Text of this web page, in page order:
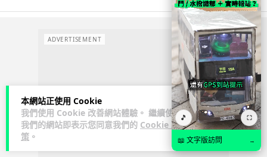
本網站正使用 Cookie
我們使用 Cookie 改善網站體驗。 繼續使用
我們的網站即表示您同意我們的 Cookie 政
策 。
ADVERTISEMENT
🎵 ⛶
📖 文字版訪問 →